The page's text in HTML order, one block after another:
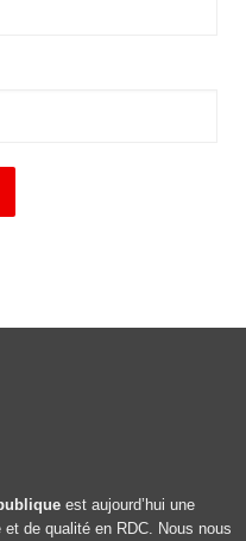
est aujourd’hui une
et de qualité en RDC. Nous nous